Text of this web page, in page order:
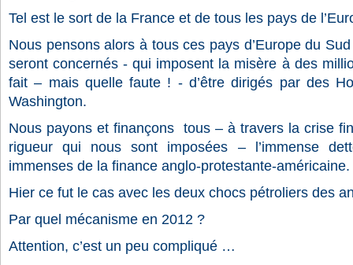
Tel est le sort de la France et de tous les pays de
Nous pensons alors à tous ces pays d’Europe du
seront concernés - qui imposent la misère à des
fait – mais quelle faute ! - d’être dirigés par des
Washington.
Nous payons et finançons tous – à travers la crise
rigueur qui nous sont imposées – l’immense
immenses de la finance anglo-protestante-américaine.
Hier ce fut le cas avec les deux chocs pétroliers des
Par quel mécanisme en 2012 ?
Attention, c’est un peu compliqué …